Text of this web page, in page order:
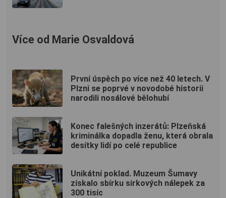
Více od Marie Osvaldová
První úspěch po více než 40 letech. V
Plzni se poprvé v novodobé historii
narodili nosálové bělohubí
Konec falešných inzerátů: Plzeňská
kriminálka dopadla ženu, která obrala
desítky lidí po celé republice
Unikátní poklad. Muzeum Šumavy
získalo sbírku sirkových nálepek za
300 tisíc